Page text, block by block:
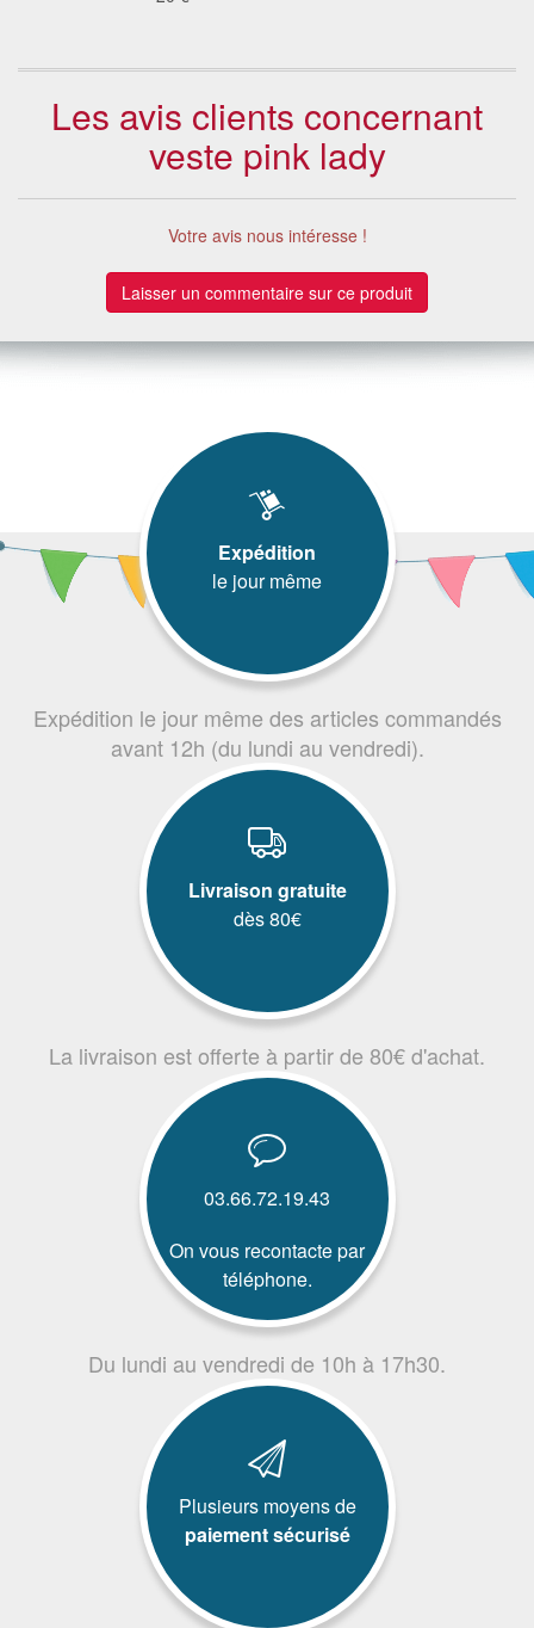
Les avis clients concernant
veste pink lady
Votre avis nous intéresse !
Laisser un commentaire sur ce produit
Expédition
le jour même
Expédition le jour même des articles commandés
avant 12h (du lundi au vendredi).
Livraison gratuite
dès 80€
La livraison est offerte à partir de 80€ d'achat.
03.66.72.19.43
On vous recontacte par
téléphone.
Du lundi au vendredi de 10h à 17h30.
Plusieurs moyens de
paiement sécurisé